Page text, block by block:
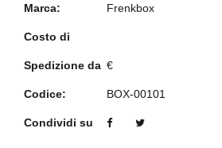
Marca: Frenkbox
Costo di
Spedizione da €
Codice: BOX-00101
Condividi su